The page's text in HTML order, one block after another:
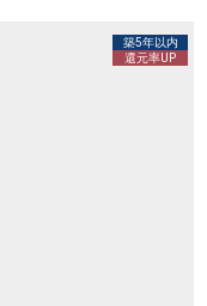
築5年以内
還元率UP